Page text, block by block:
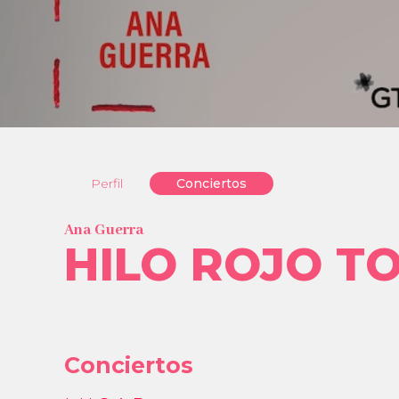
Perfil Conciertos
Ana Guerra
HILO ROJO
Conciertos